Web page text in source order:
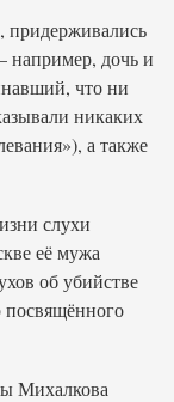
придерживались
например, дочь и
что ни
никаких
а также
слухи
её мужа
об убийстве
посвящённого
Михалкова